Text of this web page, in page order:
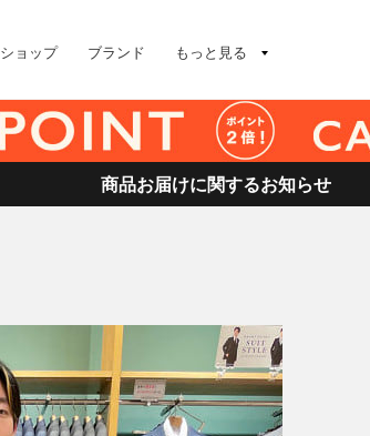
ショップ ブランド もっと見る
商品お届けに関するお知らせ